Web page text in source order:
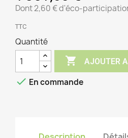
Dont 2,60 € d'éco-
TTC
Quantité
 AJOUTER
 En commande